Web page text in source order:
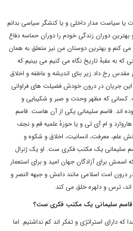
یا سیاست مدار داخلی و یا کنشگر سیاسی بدانم
دوران زندگی خودم را دوران حماسه دفاع
کنم و بهترین دوستان من نیز متعلق به همان
به عقبهٔ تاریخ نگاه می کنیم می بینیم که
رخ داد زیر بنای اندیشه و عاطفه و اخلاق
جریان در درون خودش فضیلت های فراوانی
کسانی که مظهر وحدت و صبر و شکیبایی و
اند. قاسم سلیمانی یکی از آن هاست. قاسم
و ام آی تی و یا حوزهٔ علمیه قم و نجف
علم، معرفت، انسانیت، اخلاق و شکوه و
سلیمانی یک مکتب فکری ست. او یک ژنرال
برای آزادگان جهان امید و برای استعمار
درون امت اسلامی مانند داعش و جبهه النصر و
اند، ترس و دلهره خلق می کند.
قاسم سلیمانی یک مکتب فکری ست؟
که دارای استراتژی و تفکر اند کم نداشتیم. اما